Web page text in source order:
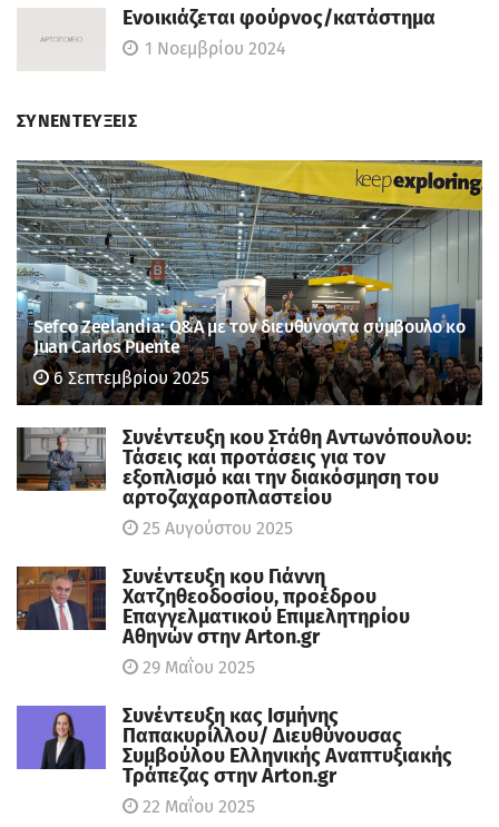
Ενοικιάζεται φούρνος/κατάστημα
1 Νοεμβρίου 2024
ΣΥΝΕΝΤΕΥΞΕΙΣ
Sefco Zeelandia: Q&A με τον διευθύνοντα σύμβουλο κο
Juan Carlos Puente
6 Σεπτεμβρίου 2025
Συνέντευξη κου Στάθη Αντωνόπουλου:
Τάσεις και προτάσεις για τον
εξοπλισμό και την διακόσμηση του
αρτοζαχαροπλαστείου
25 Αυγούστου 2025
Συνέντευξη κου Γιάννη
Χατζηθεοδοσίου, πρoέδρου
Επαγγελματικού Επιμελητηρίου
Αθηνών στην Arton.gr
29 Μαΐου 2025
Συνέντευξη κας Ισμήνης
Παπακυρίλλου/ Διευθύνουσας
Συμβούλου Ελληνικής Αναπτυξιακής
Τράπεζας στην Arton.gr
22 Μαΐου 2025